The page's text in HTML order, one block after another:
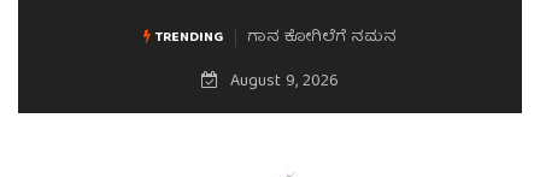
TRENDING
ಗಾನ ಕೋಗಿಲೆಗೆ ನಮನ ಮನಸಿನ ಸವಿಭಾವ
August 9, 2026